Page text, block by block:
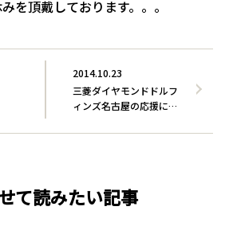
を頂戴しております。。。
2014.10.23
三菱ダイヤモンドドルフ
ィンズ名古屋の応援に行
て読みたい記事